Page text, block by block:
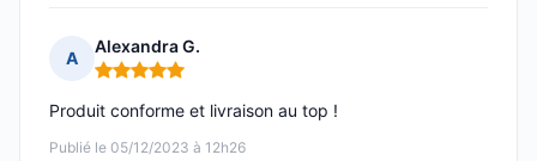
A
Alexandra G.
Note : 5 sur 5
Publié le 05/12/2023 à 12h26
Produit conforme et livraison au top !